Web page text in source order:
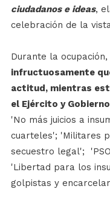
ciudadanos e ideas,
celebración de la
Durante la ocupación,
infructuosamente
actitud, mientras
el Ejército y Gobierno
'No más juicios a
cuarteles'; 'Militares
secuestro legal';
'Libertad para los
golpistas y